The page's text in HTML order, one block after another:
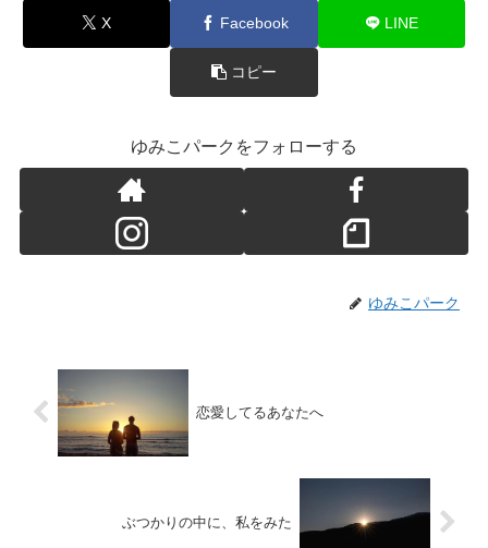
X Facebook LINE
コピー
ゆみこパークをフォローする
ゆみこパーク
恋愛してるあなたへ
ぶつかりの中に、私をみた